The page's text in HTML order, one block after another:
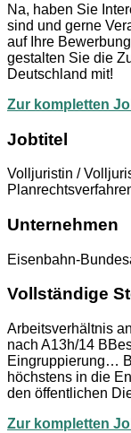
Na, haben Sie
sind und gerne
auf Ihre
gestalten Sie die
Deutschland mit!
Zur kompletten
Jobtitel
Volljuristin /
Unternehmen
Eisenbahn-
Vollständige
Arbeitsverhältnis
nach A13h/14
Eingruppierung…
höchstens in die
den öffentlichen
Zur kompletten